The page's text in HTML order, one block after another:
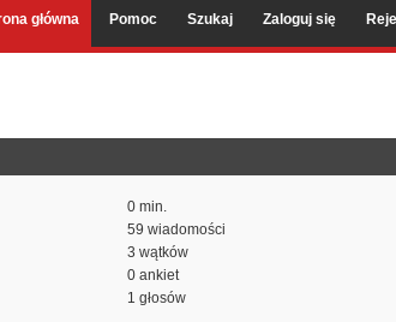
główna Pomoc Szukaj Zaloguj się
0 min.
59 wiadomości
3 wątków
0 ankiet
1 głosów